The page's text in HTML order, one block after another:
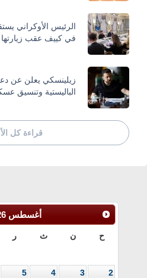
الرئيس الأوكراني
في كييف عقب زيارتها
زيلينسكي يعلن عن
الباليستية
قراءة كل
أغسطس
ح ن ث ر
2
3
4
5